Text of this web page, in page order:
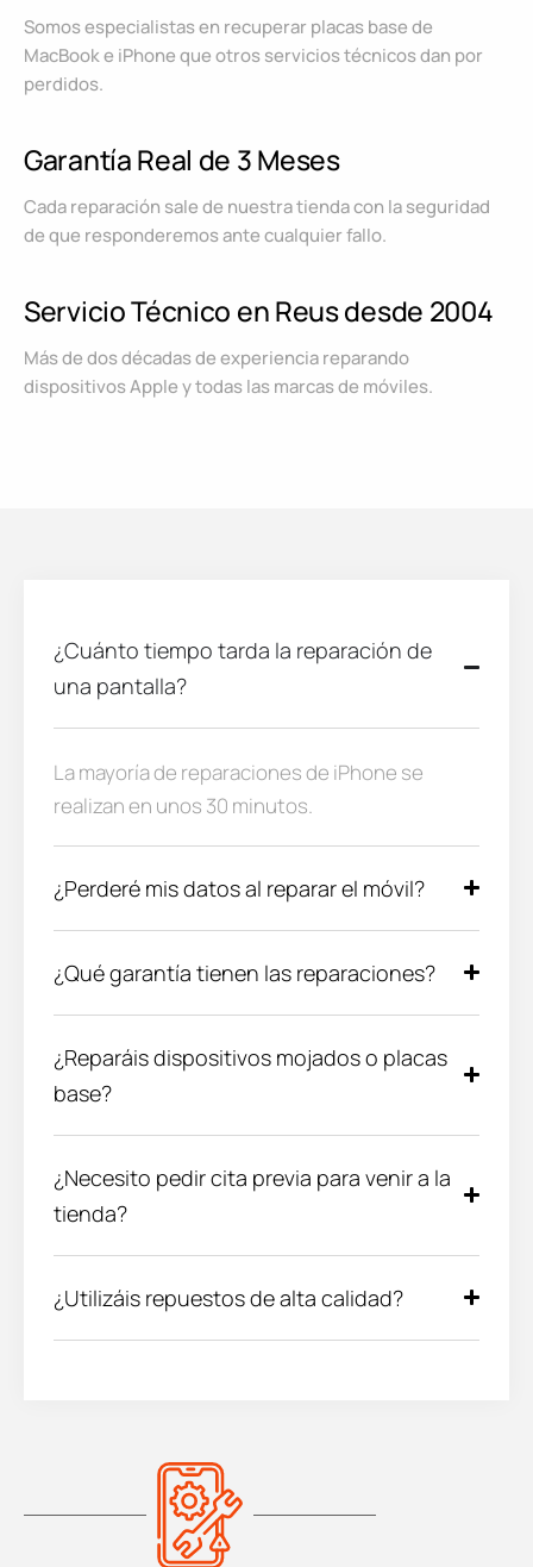
Somos especialistas en recuperar placas base de
MacBook e iPhone que otros servicios técnicos dan por
perdidos.
Garantía Real de 3 Meses
Cada reparación sale de nuestra tienda con la seguridad
de que responderemos ante cualquier fallo.
Servicio Técnico en Reus desde 2004
Más de dos décadas de experiencia reparando
dispositivos Apple y todas las marcas de móviles.
¿Cuánto tiempo tarda la reparación de
una pantalla?
La mayoría de reparaciones de iPhone se
realizan en unos 30 minutos.
¿Perderé mis datos al reparar el móvil?
¿Qué garantía tienen las reparaciones?
¿Reparáis dispositivos mojados o placas
base?
¿Necesito pedir cita previa para venir a la
tienda?
¿Utilizáis repuestos de alta calidad?